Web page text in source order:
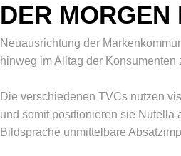
DER MORGEN
Neuausrichtung der
hinweg im Alltag der
Die verschiedenen TVCs nutzen
und somit positionieren sie Nutella
Bildsprache unmittelbare